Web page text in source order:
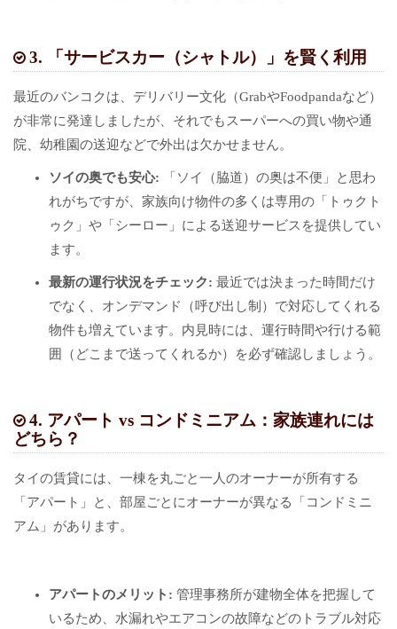
3. 「サービスカー（シャトル）」を賢く利用
最近のバンコクは、デリバリー文化（GrabやFoodpandaなど）
が非常に発達しましたが、それでもスーパーへの買い物や通
院、幼稚園の送迎などで外出は欠かせません。
ソイの奥でも安心: 「ソイ（脇道）の奥は不便」と思わ
れがちですが、家族向け物件の多くは専用の「トゥクト
ゥク」や「シーロー」による送迎サービスを提供してい
ます。
最新の運行状況をチェック: 最近では決まった時間だけ
でなく、オンデマンド（呼び出し制）で対応してくれる
物件も増えています。内見時には、運行時間や行ける範
囲（どこまで送ってくれるか）を必ず確認しましょう。
4. アパート vs コンドミニアム：家族連れには
どちら？
タイの賃貸には、一棟を丸ごと一人のオーナーが所有する
「アパート」と、部屋ごとにオーナーが異なる「コンドミニ
アム」があります。
アパートのメリット: 管理事務所が建物全体を把握して
いるため、水漏れやエアコンの故障などのトラブル対応